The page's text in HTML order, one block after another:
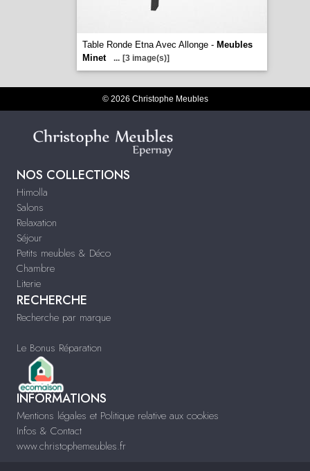
Table Ronde Etna Avec Allonge - Meubles
Minet
... [3 image(s)]
© 2026 Christophe Meubles
NOS COLLECTIONS
Himolla
Salons
Relaxation
Séjour
Petits meubles & Déco
Chambre
Literie
RECHERCHE
Recherche par marque
Le Bonus Réparation
INFORMATIONS
Mentions légales et Politique relative aux cookies
Infos & Contact
www.christophemeubles.fr